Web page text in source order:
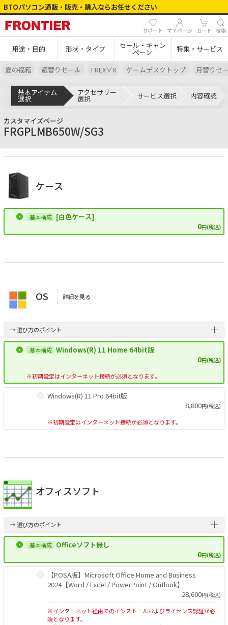
BTOパソコン通販・販売・購入ならお任せください
サポート マイページ カート 検索
用途・目的 形状・タイプ セール・キャン
ペーン 特集・サービス
夏の福箱 週替りセール FREX∀R ゲームデスクトップ 月替りセ
基本アイテム
選択
アクセサリー
選択 サービス選択 内容確認
カスタマイズページ
FRGPLMB650W/SG3
ケース
[白色ケース]
0円(税込)
OS 詳細を見る
→ 選び方のポイント
Windows(R) 11 Home 64bit版
0円(税込)
※初期設定はインターネット接続が必須となります。
Windows(R) 11 Pro 64bit版
8,800円(税込)
※初期設定はインターネット接続が必須となります。
オフィスソフト
→ 選び方のポイント
Officeソフト無し
0円(税込)
【POSA版】Microsoft Office Home and Business
2024【Word / Excel / PowerPoint / Outlook】
28,600円(税込)
※インターネット経由でのインストールおよびライセンス認証が必
須となります。